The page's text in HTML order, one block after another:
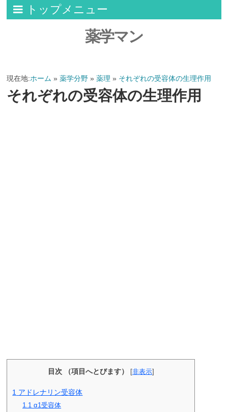
トップメニュー
薬学マン
現在地:ホーム »薬学分野 »薬理 » それぞれの受容体の生理作用
それぞれの受容体の生理作用
目次 （項目へとびます） [非表示]
1 アドレナリン受容体
1.1 α1受容体